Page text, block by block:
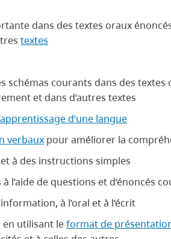
dans des textes oraux
textes
schémas courants dans des textes
et dans d’autres textes
d’une langue
verbaux pour améliorer la
à des instructions simples
à l’aide de questions et d’énoncés
à l’oral et à l’écrit
en utilisant leformat de